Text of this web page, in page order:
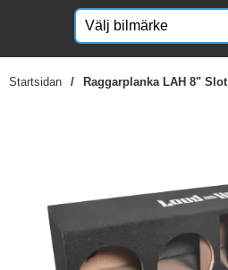
Startsidan Raggarplanka LAH 8" Slot